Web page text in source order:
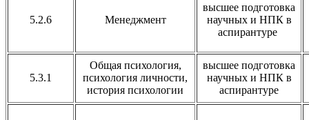
5.2.6 Менеджмент
высшее подготовка
научных и НПК в
аспирантуре
5.3.1
Общая психология,
психология личности,
история психологии
высшее подготовка
научных и НПК в
аспирантуре